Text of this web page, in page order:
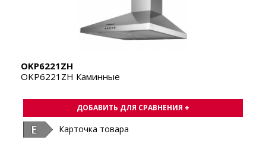
OKP6221ZH
OKP6221ZH Каминные
ДОБАВИТЬ ДЛЯ СРАВНЕНИЯ +
Карточка товара